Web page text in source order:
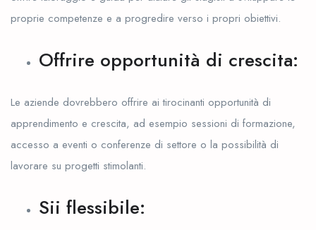
proprie competenze e a progredire verso i propri obiettivi.
Offrire opportunità di crescita:
Le aziende dovrebbero offrire ai tirocinanti opportunità di
apprendimento e crescita, ad esempio sessioni di formazione,
accesso a eventi o conferenze di settore o la possibilità di
lavorare su progetti stimolanti.
Sii flessibile: